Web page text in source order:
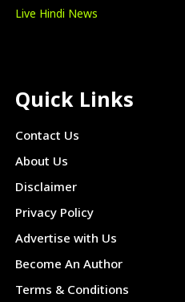
Live Hindi News
Quick Links
Contact Us
About Us
Disclaimer
Privacy Policy
Advertise with Us
Become An Author
Terms & Conditions